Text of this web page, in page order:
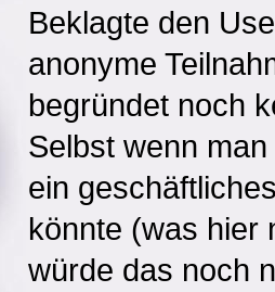
Beklagte den
anonyme
begründet noch
Selbst wenn
ein
könnte (was hier
würde das noch